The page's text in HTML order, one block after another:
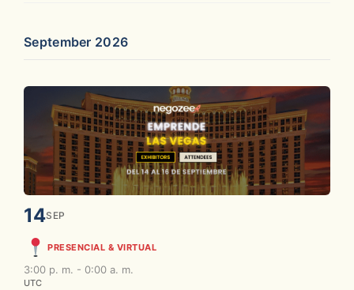
September 2026
14SEP
PRESENCIAL & VIRTUAL
3:00 p. m. - 0:00 a. m.
UTC